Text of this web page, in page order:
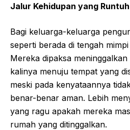
Jalur Kehidupan yang Runtuh
Bagi keluarga-keluarga
seperti berada di tengah
Mereka dipaksa
kalinya menuju tempat yang
meski pada kenyataannya
benar-benar aman. Lebih
yang ragu apakah mereka
rumah yang ditinggalkan.